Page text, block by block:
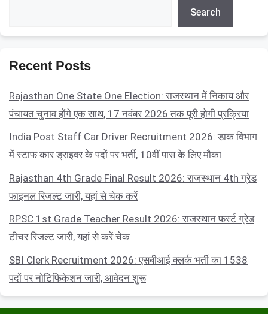
Search
Recent Posts
Rajasthan One State One Election: राजस्थान में निकाय और
पंचायत चुनाव होंगे एक साथ, 17 नवंबर 2026 तक पूरी होगी प्रक्रिया
India Post Staff Car Driver Recruitment 2026: डाक विभाग
में स्टाफ कार ड्राइवर के पदों पर भर्ती, 10वीं पास के लिए मौका
Rajasthan 4th Grade Final Result 2026: राजस्थान 4th ग्रेड
फाइनल रिजल्ट जारी, यहां से चेक करें
RPSC 1st Grade Teacher Result 2026: राजस्थान फर्स्ट ग्रेड
टीचर रिजल्ट जारी, यहां से करें चेक
SBI Clerk Recruitment 2026: एसबीआई क्लर्क भर्ती का 1538
पदों पर नोटिफिकेशन जारी, आवेदन शुरू